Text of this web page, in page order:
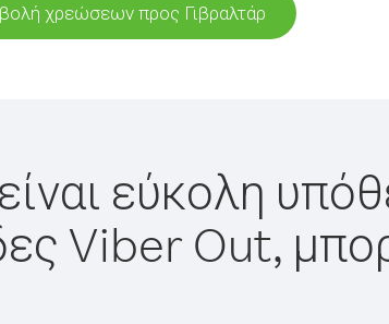
χρεώσεων προς Γιβραλτάρ
εύκολη
Viber Out,